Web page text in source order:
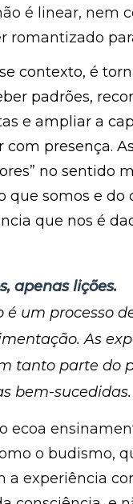
é linear, nem
romantizado
contexto, é
padrões,
e ampliar a
com presença.
no sentido
que somos e do
que nos é
apenas lições.
é um processo
As
tanto parte do
bem-sucedidas.
ecoa
o budismo,
a experiência